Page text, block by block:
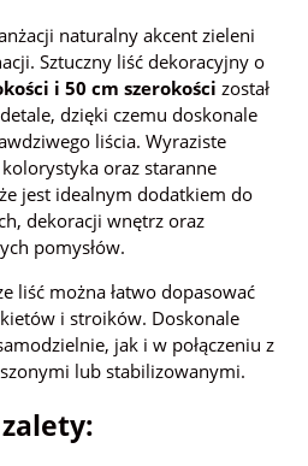
naturalny akcent zieleni
Sztuczny liść dekoracyjny o
i 50 cm szerokości został
dzięki czemu doskonale
liścia. Wyraziste
oraz staranne
jest idealnym dodatkiem do
dekoracji wnętrz oraz
pomysłów.
liść można łatwo dopasować
i stroików. Doskonale
jak i w połączeniu z
lub stabilizowanymi.